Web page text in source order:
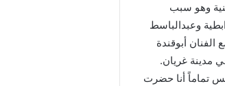
وهو سبب
وعبدالباسط
أبوقندة
مدينة غريان.
تماماً أنا حضرت